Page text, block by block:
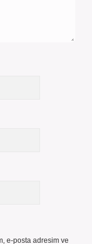
e-posta adresim ve